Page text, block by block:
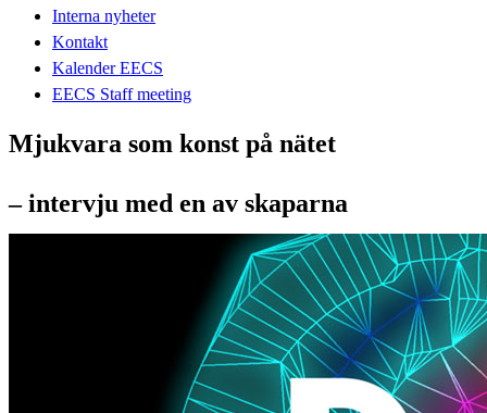
Interna nyheter
Kontakt
Kalender EECS
EECS Staff meeting
Mjukvara som konst på nätet
– intervju med en av skaparna